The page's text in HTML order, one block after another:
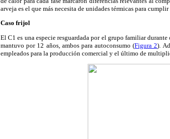
arveja es el que más necesita de unidades térmicas para
Caso frijol
El C1 es una especie resguardada por el grupo familiar
mantuvo por 12 años, ambos para autoconsumo (Figura 2).
empleados para la producción comercial y el último de